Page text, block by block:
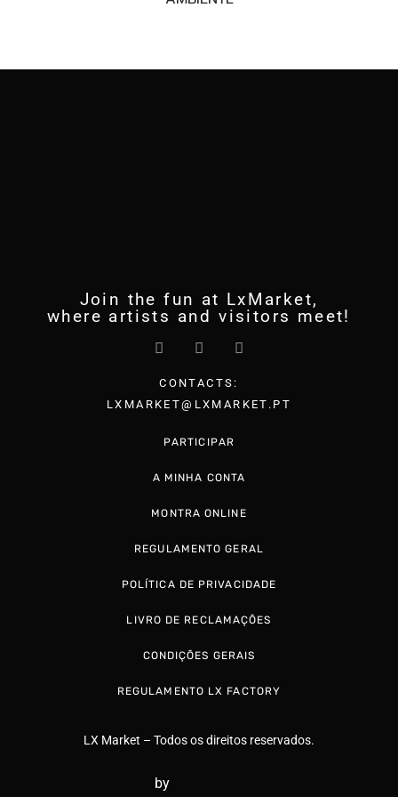
Join the fun at LxMarket,
where artists and visitors meet!
CONTACTS:
LXMARKET@LXMARKET.PT
POLÍTICA DE PRIVACIDADE
LIVRO DE RECLAMAÇÕES
CONDIÇÕES GERAIS
REGULAMENTO LX FACTORY
PARTICIPAR
A MINHA CONTA
MONTRA ONLINE
REGULAMENTO GERAL
LX Market – Todos os direitos reservados.
by